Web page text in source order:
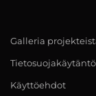
Galleria
Tietosuojakäytäntö
Käyttöehdot